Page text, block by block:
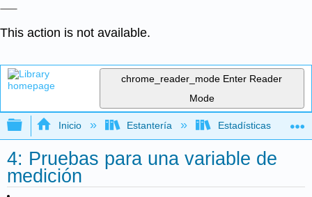
This action is not available.
chrome_reader_mode Enter Reader
Mode
Expandir/contraer jerarquía global
Inicio Estantería Estadísticas
4: Pruebas para una variable de
medición